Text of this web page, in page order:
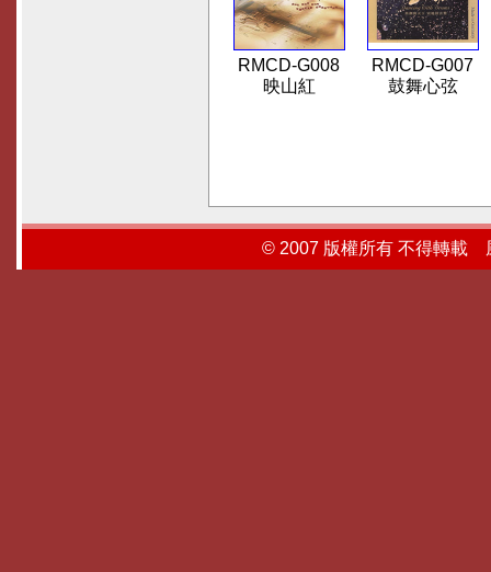
RMCD-G008
映山紅
RMCD-G007
鼓舞心弦
© 2007 版權所有 不得轉載